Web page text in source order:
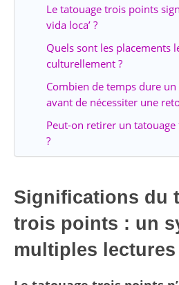
Le tatouage trois points
vida loca’ ?
Quels sont les placements
culturellement ?
Combien de temps dure
avant de nécessiter une
Peut-on retirer un
?
Significations du
trois points : un
multiples lectures